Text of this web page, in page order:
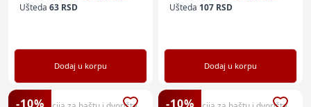
Ušteda 63 RSD
Dodaj u korpu
Ušteda 107 RSD
Dodaj u korpu
-10% -10%